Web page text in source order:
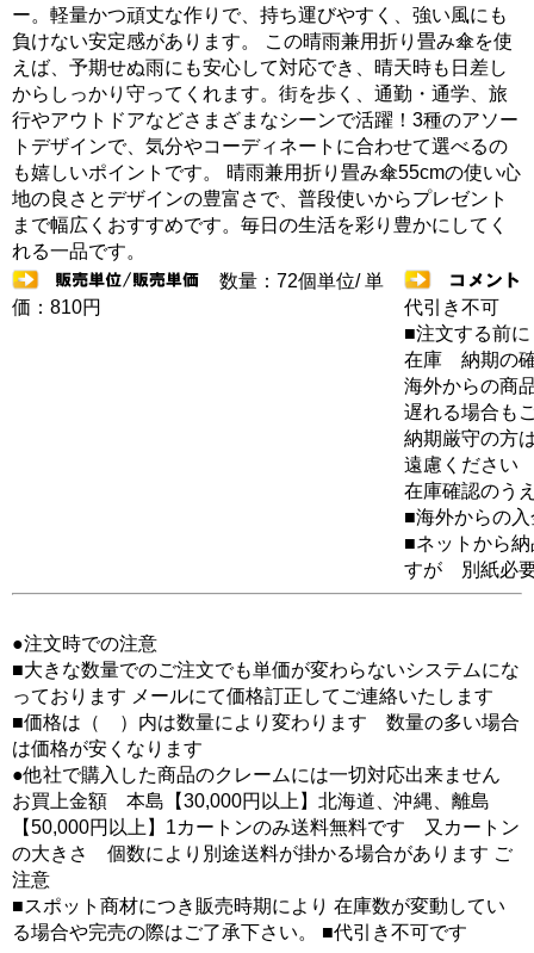
ー。軽量かつ頑丈な作りで、持ち運びやすく、強い風にも
負けない安定感があります。 この晴雨兼用折り畳み傘を使
えば、予期せぬ雨にも安心して対応でき、晴天時も日差し
からしっかり守ってくれます。街を歩く、通勤・通学、旅
行やアウトドアなどさまざまなシーンで活躍！3種のアソー
トデザインで、気分やコーディネートに合わせて選べるの
も嬉しいポイントです。 晴雨兼用折り畳み傘55cmの使い心
地の良さとデザインの豊富さで、普段使いからプレゼント
まで幅広くおすすめです。毎日の生活を彩り豊かにしてく
れる一品です。
数量：72個単位/ 単
価：810円
代引き不可
■注文する前に
在庫 納期の
海外からの商
遅れる場合も
納期厳守の方
遠慮ください
在庫確認のう
■海外からの
■ネットから
すが 別紙必
●注文時での注意
■大きな数量でのご注文でも単価が変わらないシステムにな
っております メールにて価格訂正してご連絡いたします
■価格は（ ）内は数量により変わります 数量の多い場合
は価格が安くなります
●他社で購入した商品のクレームには一切対応出来ません
お買上金額 本島【30,000円以上】北海道、沖縄、離島
【50,000円以上】1カートンのみ送料無料です 又カートン
の大きさ 個数により別途送料が掛かる場合があります ご
注意
■スポット商材につき販売時期により 在庫数が変動してい
る場合や完売の際はご了承下さい。 ■代引き不可です